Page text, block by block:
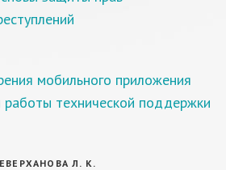
мобильного приложения
технической поддержки
Л. К.